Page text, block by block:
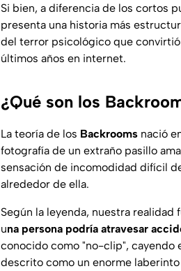
Si bien, a diferencia de los cortos
presenta una historia más
del terror psicológico que
últimos años en internet.
¿Qué son los
La teoría de los Backrooms nació
fotografía de un extraño pasillo
sensación de incomodidad difícil
alrededor de ella.
Según la leyenda, nuestra
una persona podría atravesar
conocido como "no-clip", cayendo
descrito como un enorme